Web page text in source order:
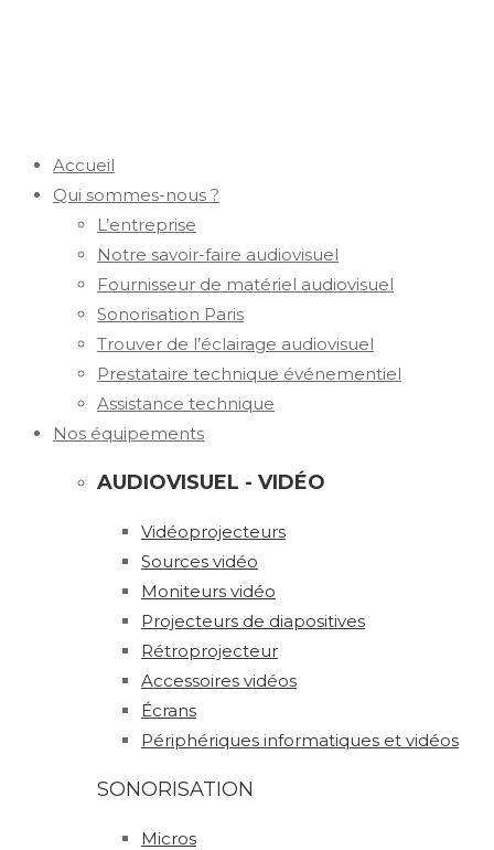
Accueil
Qui sommes-nous ?
L’entreprise
Notre savoir-faire audiovisuel
Fournisseur de matériel audiovisuel
Sonorisation Paris
Trouver de l’éclairage audiovisuel
Prestataire technique événementiel
Assistance technique
Nos équipements
AUDIOVISUEL - VIDÉO
Vidéoprojecteurs
Sources vidéo
Moniteurs vidéo
Projecteurs de diapositives
Rétroprojecteur
Accessoires vidéos
Écrans
Périphériques informatiques et vidéos
SONORISATION
Micros